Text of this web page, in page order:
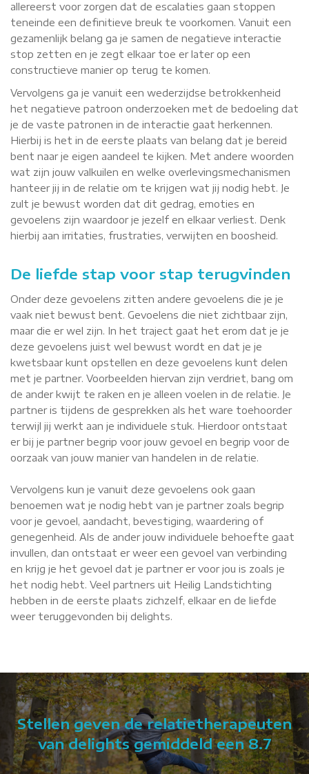
allereerst voor zorgen dat de escalaties gaan stoppen
teneinde een definitieve breuk te voorkomen. Vanuit een
gezamenlijk belang ga je samen de negatieve interactie
stop zetten en je zegt elkaar toe er later op een
constructieve manier op terug te komen.
Vervolgens ga je vanuit een wederzijdse betrokkenheid
het negatieve patroon onderzoeken met de bedoeling dat
je de vaste patronen in de interactie gaat herkennen.
Hierbij is het in de eerste plaats van belang dat je bereid
bent naar je eigen aandeel te kijken. Met andere woorden
wat zijn jouw valkuilen en welke overlevingsmechanismen
hanteer jij in de relatie om te krijgen wat jij nodig hebt. Je
zult je bewust worden dat dit gedrag, emoties en
gevoelens zijn waardoor je jezelf en elkaar verliest. Denk
hierbij aan irritaties, frustraties, verwijten en boosheid.
De liefde stap voor stap terugvinden
Onder deze gevoelens zitten andere gevoelens die je je
vaak niet bewust bent. Gevoelens die niet zichtbaar zijn,
maar die er wel zijn. In het traject gaat het erom dat je je
deze gevoelens juist wel bewust wordt en dat je je
kwetsbaar kunt opstellen en deze gevoelens kunt delen
met je partner. Voorbeelden hiervan zijn verdriet, bang om
de ander kwijt te raken en je alleen voelen in de relatie. Je
partner is tijdens de gesprekken als het ware toehoorder
terwijl jij werkt aan je individuele stuk. Hierdoor ontstaat
er bij je partner begrip voor jouw gevoel en begrip voor de
oorzaak van jouw manier van handelen in de relatie.
Vervolgens kun je vanuit deze gevoelens ook gaan
benoemen wat je nodig hebt van je partner zoals begrip
voor je gevoel, aandacht, bevestiging, waardering of
genegenheid. Als de ander jouw individuele behoefte gaat
invullen, dan ontstaat er weer een gevoel van verbinding
en krijg je het gevoel dat je partner er voor jou is zoals je
het nodig hebt. Veel partners uit Heilig Landstichting
hebben in de eerste plaats zichzelf, elkaar en de liefde
weer teruggevonden bij delights.
Stellen geven de relatietherapeuten
van delights gemiddeld een 8.7